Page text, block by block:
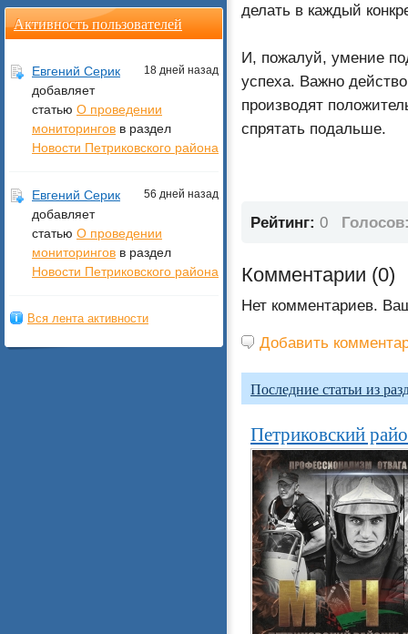
делать в каждый
И, пожалуй, умение
успеха. Важно
производят
спрятать подальше.
Рейтинг: 0
Комментарии (0)
Нет комментариев.
Добавить
Последние статьи из
Петриковский
Активность пользователей
18 дней назад
Евгений Серик
добавляет
статью О проведении
мониторингов в раздел
Новости Петриковского района
56 дней назад
Евгений Серик
добавляет
статью О проведении
мониторингов в раздел
Новости Петриковского района
Вся лента активности